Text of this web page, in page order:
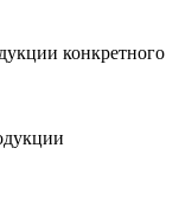
конкретного